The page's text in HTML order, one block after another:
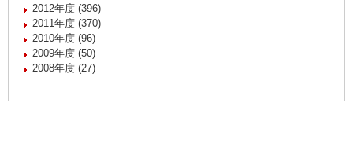
2012年度 (396)
2011年度 (370)
2010年度 (96)
2009年度 (50)
2008年度 (27)